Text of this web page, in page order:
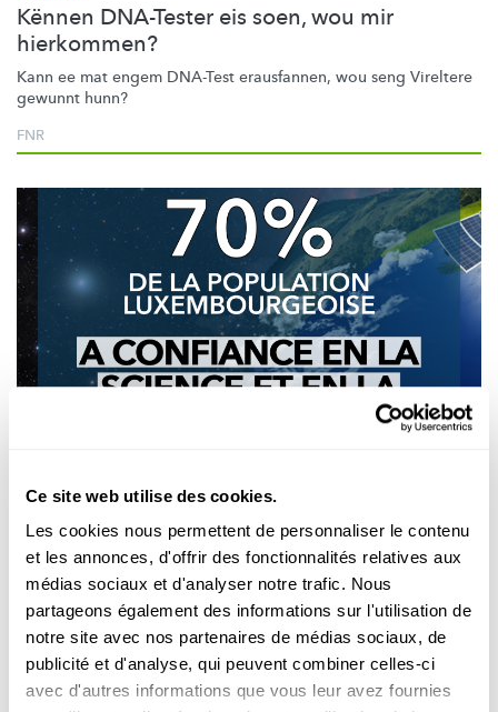
Ce site web utilise des cookies.
Les cookies nous permettent de personnaliser le contenu
et les annonces, d'offrir des fonctionnalités relatives aux
médias sociaux et d'analyser notre trafic. Nous
partageons également des informations sur l'utilisation de
notre site avec nos partenaires de médias sociaux, de
publicité et d'analyse, qui peuvent combiner celles-ci
avec d'autres informations que vous leur avez fournies
Kënnen DNA-Tester eis soen, wou mir
hierkommen?
Kann ee mat engem DNA-Test erausfannen, wou seng Vireltere
gewunnt hunn?
FNR
Taux de confiance encore en hausse pour la
science
Comment lesLuxembourgeoisévaluent-ils le rôle de la science
dans la pandémie de Covid ? Quel intérêt y portent-ils ? C...